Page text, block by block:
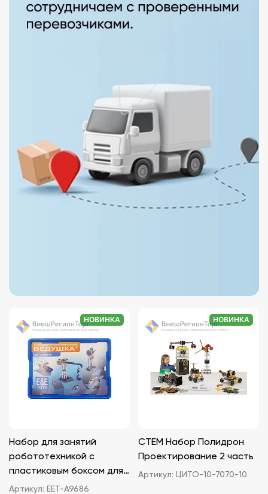
НОВИНКА
Набор для занятий
робототехникой с
пластиковым боксом для
хранения деталей
Артикул: ЕЕТ-A9686
НОВИНКА
СТЕМ Набор Полидрон
Проектирование 2 часть
Артикул: ЦИТО-10-7070-10